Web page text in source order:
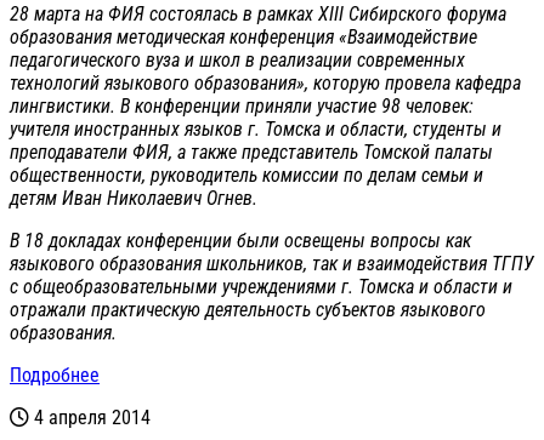
28 марта на ФИЯ состоялась в рамках XIII Сибирского форума
образования методическая конференция «Взаимодействие
педагогического вуза и школ в реализации современных
технологий языкового образования», которую провела кафедра
лингвистики. В конференции приняли участие 98 человек:
учителя иностранных языков г. Томска и области, студенты и
преподаватели ФИЯ, а также представитель Томской палаты
общественности, руководитель комиссии по делам семьи и
детям Иван Николаевич Огнев.
В 18 докладах конференции были освещены вопросы как
языкового образования школьников, так и взаимодействия ТГПУ
с общеобразовательными учреждениями г. Томска и области и
отражали практическую деятельность субъектов языкового
образования.
Подробнее
4 апреля 2014